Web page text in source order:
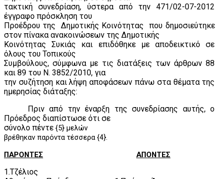
τακτική συνεδρίαση, ύστερα από την 471/02-07-2012
έγγραφο πρόσκληση του
Προέδρου της
Δημοτικής Κοινότητας
που δημοσιεύτηκε
στον πίνακα ανακοινώσεων της Δημοτικής
Κοινότητας Συκιάς και επιδόθηκε με αποδεικτικό σε
όλους του Τοπικούς
Συμβούλους, σύμφωνα με τις διατάξεις των άρθρων 88
και 89 του Ν. 3852/2010, για
την συζήτηση και λήψη αποφάσεων πάνω στα θέματα της
ημερησίας διάταξης:
Πριν από την έναρξη της συνεδρίασης αυτής, ο
Πρόεδρος διαπίστωσε ότι σε
σύνολο πέντε {5} μελών
βρέθηκαν παρόντα τέσσερα {4}.
ΠΑΡΟΝΤΕΣ
ΑΠΟΝΤΕΣ
1.Τζέλιος